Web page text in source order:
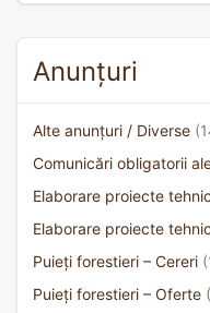
Anunțuri
Alte anunțuri / Diverse
Comunicări obligatorii
Elaborare proiecte
Elaborare proiecte
Puieți forestieri – Cereri
Puieți forestieri – Oferte